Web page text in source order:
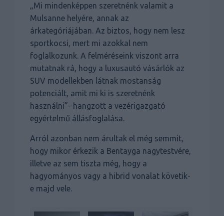
„Mi mindenképpen szeretnénk valamit a
Mulsanne helyére, annak az
árkategóriájában. Az biztos, hogy nem lesz
sportkocsi, mert mi azokkal nem
foglalkozunk. A felméréseink viszont arra
mutatnak rá, hogy a luxusautó vásárlók az
SUV modellekben látnak mostanság
potenciált, amit mi ki is szeretnénk
használni”- hangzott a vezérigazgató
egyértelmű állásfoglalása.
Arról azonban nem árultak el még semmit,
hogy mikor érkezik a Bentayga nagytestvére,
illetve az sem tiszta még, hogy a
hagyományos vagy a hibrid vonalat követik-
e majd vele.